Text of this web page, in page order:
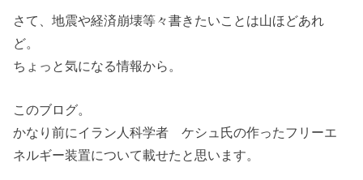
さて、地震や経済崩壊等々書きたいことは山ほどあれ
ど。
ちょっと気になる情報から。
このブログ。
かなり前にイラン人科学者 ケシュ氏の作ったフリーエ
ネルギー装置について載せたと思います。